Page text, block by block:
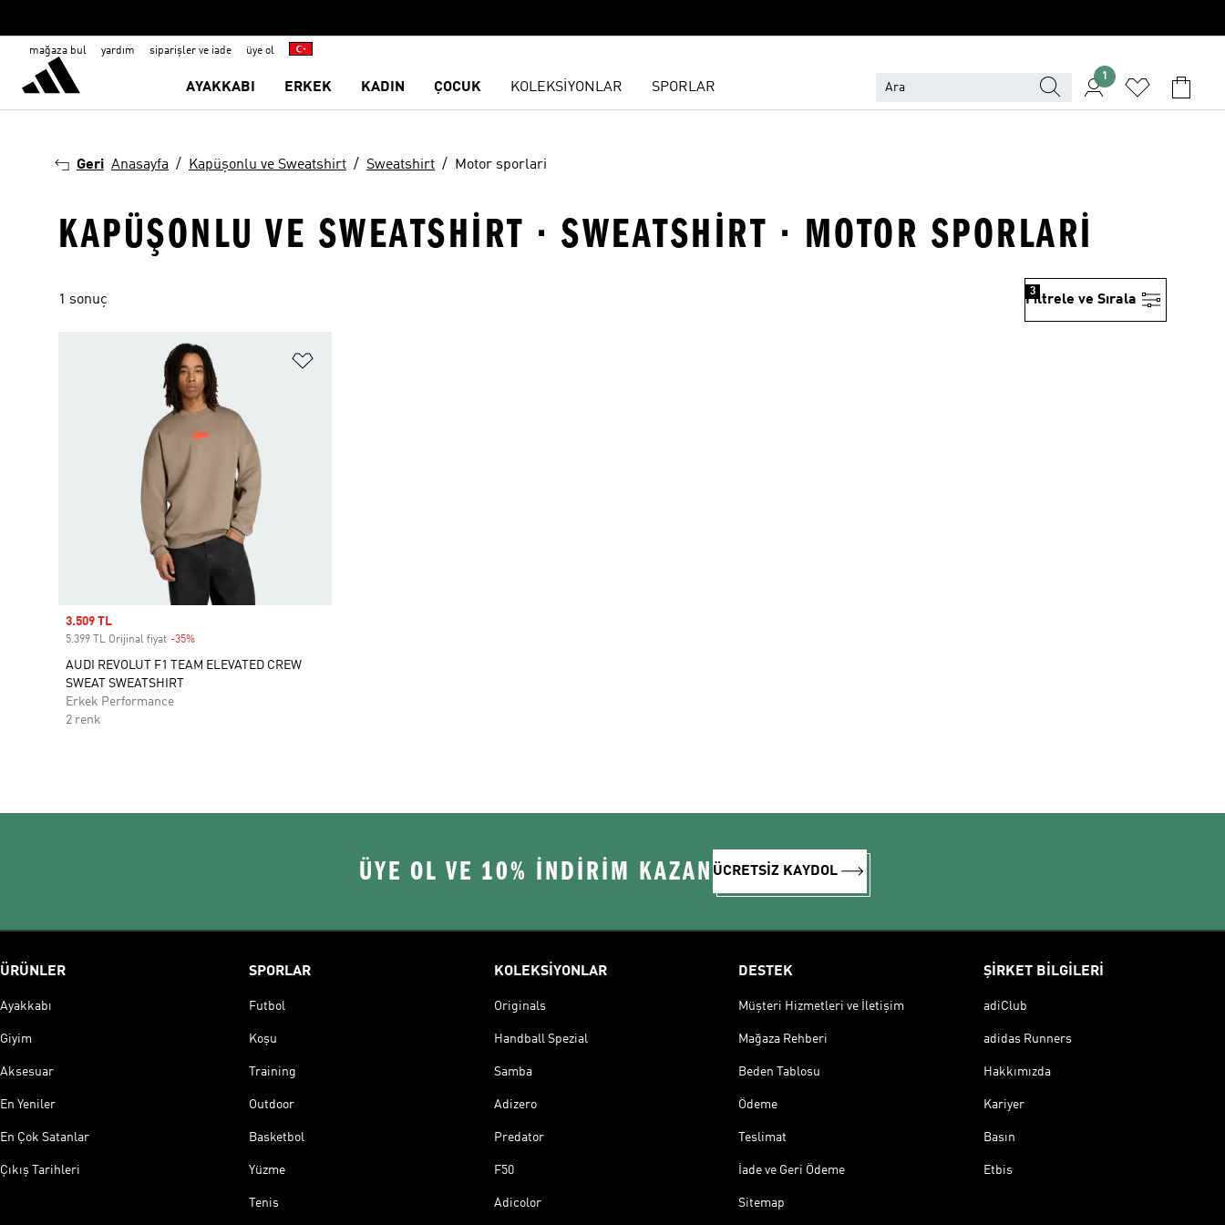
mağaza bul yardım siparişler ve iade üye ol
AYAKKABI ERKEK KADIN ÇOCUK KOLEKSİYONLAR SPORLAR
1
Geri Anasayfa Kapüşonlu ve Sweatshirt Sweatshirt Motor sporlari
KAPÜŞONLU VE SWEATSHIRT · SWEATSHIRT · MOTOR SPORLARI
1 sonuç Filtrele ve Sırala
3
Sale price
3.509 TL
5.399 TL Orijinal fiyat -35%
AUDI REVOLUT F1 TEAM ELEVATED CREW
SWEAT SWEATSHIRT
Erkek Performance
2 renk
ÜYE OL VE 10% İNDİRİM KAZAN ÜCRETSİZ KAYDOL
ÜRÜNLER
Ayakkabı
Giyim
Aksesuar
En Yeniler
En Çok Satanlar
Çıkış Tarihleri
SPORLAR
Futbol
Koşu
Training
Outdoor
Basketbol
Yüzme
Tenis
KOLEKSİYONLAR
Originals
Handball Spezial
Samba
Adizero
Predator
F50
Adicolor
DESTEK
Müşteri Hizmetleri ve İletişim
Mağaza Rehberi
Beden Tablosu
Ödeme
Teslimat
İade ve Geri Ödeme
Sitemap
ŞİRKET BİLGİLERİ
adiClub
adidas Runners
Hakkımızda
Kariyer
Basın
Etbis